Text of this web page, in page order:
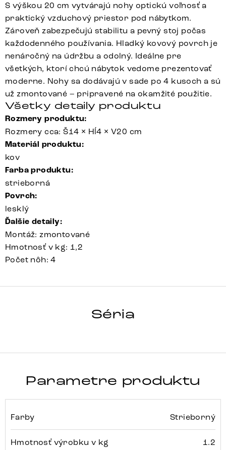
S výškou 20 cm vytvárajú nohy optickú voľnosť a
praktický vzduchový priestor pod nábytkom.
Zároveň zabezpečujú stabilitu a pevný stoj počas
každodenného používania. Hladký kovový povrch je
nenáročný na údržbu a odolný. Ideálne pre
všetkých, ktorí chcú nábytok vedome prezentovať
moderne. Nohy sa dodávajú v sade po 4 kusoch a sú
už zmontované – pripravené na okamžité použitie.
Všetky detaily produktu
Rozmery produktu:
Rozmery cca: Š14 × Hĺ4 × V20 cm
Materiál produktu:
kov
Farba produktu:
strieborná
Povrch:
lesklý
Ďalšie detaily:
Montáž: zmontované
Hmotnosť v kg: 1,2
Počet nôh: 4
Séria
KONISCH
Parametre produktu
Farby Strieborný
Hmotnosť výrobku v kg 1.2